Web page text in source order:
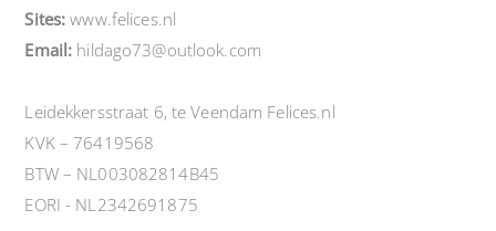
Sites: www.felices.nl
Email: hildago73@outlook.com
Leidekkersstraat 6, te Veendam Felices.nl
KVK – 76419568
BTW – NL003082814B45
EORI - NL2342691875